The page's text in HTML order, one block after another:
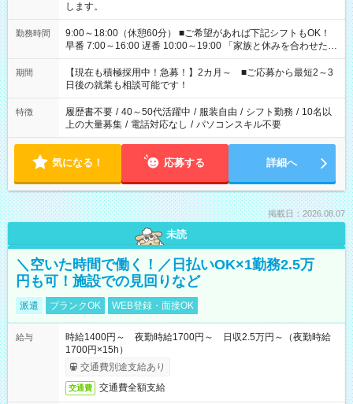
します。
勤務時間
9:00～18:00（休憩60分） ■ご希望があれば下記シフトもOK！
早番 7:00～16:00 遅番 10:00～19:00 「家族と休みを合わせた
い」 「余裕を持って夕飯の準備がしたい」 「できれば残業はし
たくない」 など、ご希望を教えてくださいね。 ※Wワーク希望
の方へ 今ご覧のお仕事で希望する勤務時間と、もう1つのお仕事
の勤務時間。 合計で週40時間を超える場合は応募できません。
期間
【現在も積極採用中！急募！】2カ月～ ■ご応募から最短2～3
日後の就業も相談可能です！
特徴 履歴書不要 / 40～50代活躍中 / 服装自由 / シフト勤務 / 10名以
上の大量募集 / 電話対応なし / パソコンスキル不要
気になる！ 応募する 詳細へ
掲載日：2026.08.07
未読
＼空いた時間で働く！／日払いOK×1勤務2.5万
円も可！施設での見回りなど
派遣 ブランクOK WEB登録・面接OK
給与
時給1400円～ 夜勤時給1700円～ 日収2.5万円～（夜勤時給
1700円×15h）
交通費別途支給あり
交通費 交通費全額支給